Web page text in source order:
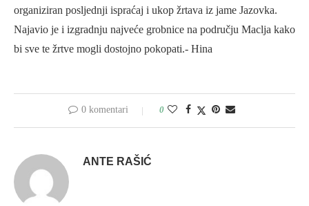
organiziran posljednji ispraćaj i ukop žrtava iz jame Jazovka.
Najavio je i izgradnju najveće grobnice na području Maclja kako
bi sve te žrtve mogli dostojno pokopati.- Hina
0 komentari 0
ANTE RAŠIĆ